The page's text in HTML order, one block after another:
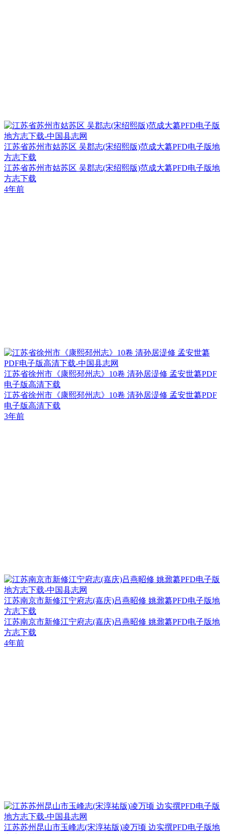
江苏省苏州市姑苏区 吴郡志(宋绍熙版)范成大纂PFD电子版地
方志下载
江苏省苏州市姑苏区 吴郡志(宋绍熙版)范成大纂PFD电子版地
方志下载
4年前
江苏省徐州市《康熙邳州志》10卷 清孙居湜修 孟安世纂PDF
电子版高清下载
江苏省徐州市《康熙邳州志》10卷 清孙居湜修 孟安世纂PDF
电子版高清下载
3年前
江苏南京市新修江宁府志(嘉庆)吕燕昭修 姚鼐纂PFD电子版地
方志下载
江苏南京市新修江宁府志(嘉庆)吕燕昭修 姚鼐纂PFD电子版地
方志下载
4年前
江苏苏州昆山市玉峰志(宋淳祐版)凌万顷 边实撰PFD电子版地